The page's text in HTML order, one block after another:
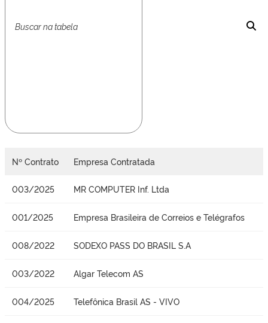
Nº Contrato Empresa Contratada
003/2025 MR COMPUTER Inf. Ltda
001/2025 Empresa Brasileira de Correios e Telégrafos
008/2022 SODEXO PASS DO BRASIL S.A
003/2022 Algar Telecom AS
004/2025 Telefônica Brasil AS - VIVO